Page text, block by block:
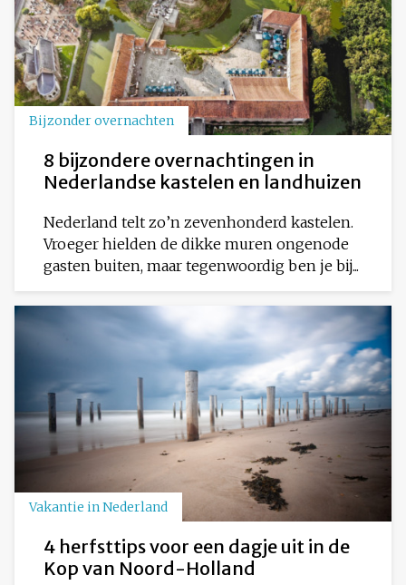
Bijzonder overnachten
8 bijzondere overnachtingen in
Nederlandse kastelen en landhuizen
Nederland telt zo’n zevenhonderd kastelen.
Vroeger hielden de dikke muren ongenode
gasten buiten, maar tegenwoordig ben je bij...
Vakantie in Nederland
4 herfsttips voor een dagje uit in de
Kop van Noord-Holland